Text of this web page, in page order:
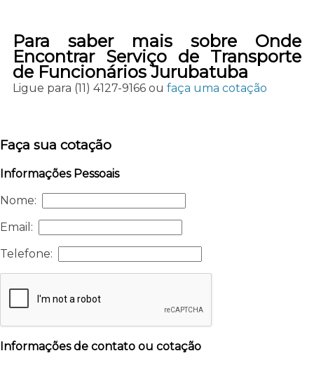
Para saber mais sobre Onde
Encontrar Serviço de Transporte
de Funcionários Jurubatuba
Ligue para (11) 4127-9166ou faça uma cotação
Faça sua cotação
Informações Pessoais
Nome:
Email:
Telefone:
Informações de contato ou cotação